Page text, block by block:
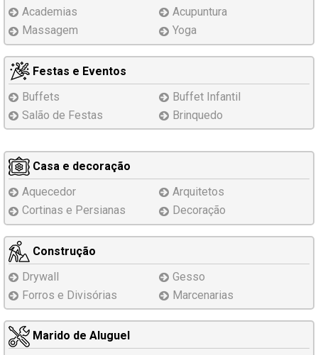
Academias
Acupuntura
Massagem
Yoga
Festas e Eventos
Buffets
Buffet Infantil
Salão de Festas
Brinquedo
Casa e decoração
Aquecedor
Arquitetos
Cortinas e Persianas
Decoração
Construção
Drywall
Gesso
Forros e Divisórias
Marcenarias
Marido de Aluguel